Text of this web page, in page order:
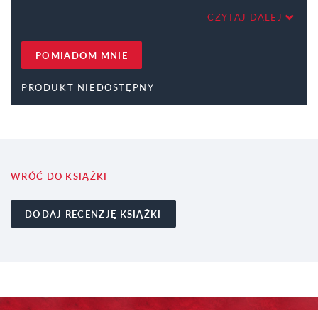
CZYTAJ DALEJ
POMIADOM MNIE
PRODUKT NIEDOSTĘPNY
WRÓĆ DO KSIĄŻKI
DODAJ RECENZJĘ KSIĄŻKI